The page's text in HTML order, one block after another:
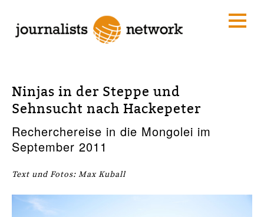
Ninjas in der Steppe und
Sehnsucht nach Hackepeter
Recherchereise in die Mongolei im
September 2011
Text und Fotos: Max Kuball